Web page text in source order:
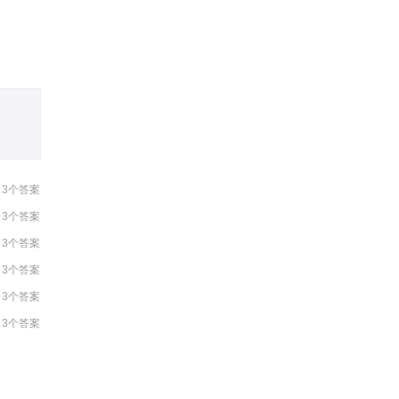
3个答案
3个答案
3个答案
3个答案
3个答案
3个答案